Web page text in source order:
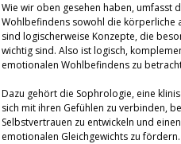
Wie wir oben gesehen haben, umfasst
Wohlbefindens sowohl die körperliche
sind logischerweise Konzepte, die
wichtig sind. Also ist logisch,
emotionalen Wohlbefindens zu
Dazu gehört die Sophrologie, eine
sich mit ihren Gefühlen zu verbinden,
Selbstvertrauen zu entwickeln und
emotionalen Gleichgewichts zu fördern.